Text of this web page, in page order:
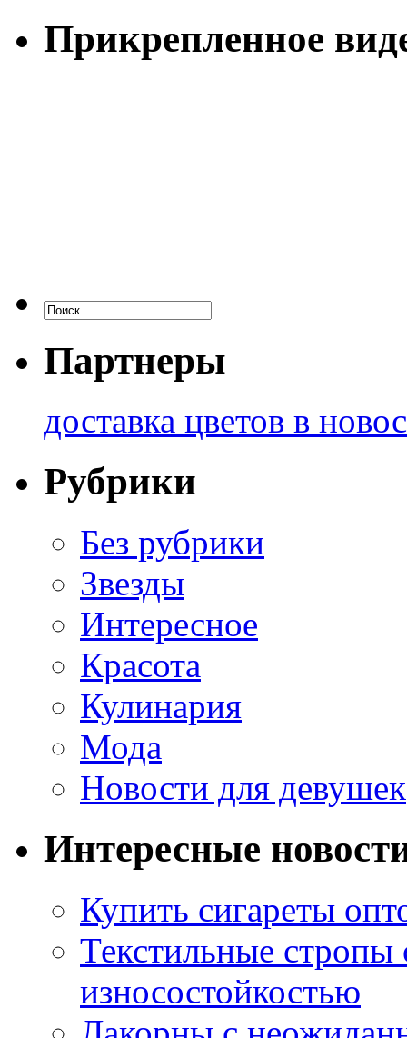
Прикрепленное
Партнеры
доставка цветов в
Рубрики
Без рубрики
Звезды
Интересное
Красота
Кулинария
Мода
Новости для девушек
Интересные
Купить сигареты
Текстильные
износостойкостью